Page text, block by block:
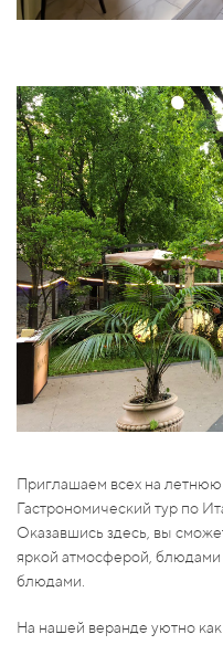
Приглашаем всех на летнюю
Гастрономический тур по
Оказавшись здесь, вы
яркой атмосферой, блюдами
блюдами.
На нашей веранде уютно